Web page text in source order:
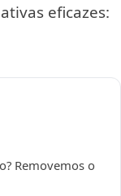
eficazes:
Removemos o